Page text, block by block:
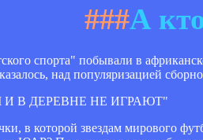
###А
спорта" побывали в
над популяризацией
В ДЕРЕВНЕ НЕ ИГРАЮТ"
в которой звездам мирового